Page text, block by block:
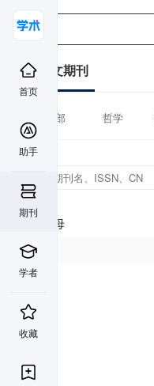
首页
助手
期刊
学者
收藏
中文期刊
全部 哲学
首字母
G